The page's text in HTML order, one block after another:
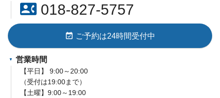
contact_phone018-827-5757
event_available ご予約は24時間受付中
営業時間
【平日】 9:00～20:00
（受付は19:00まで）
【土曜】9:00～19:00